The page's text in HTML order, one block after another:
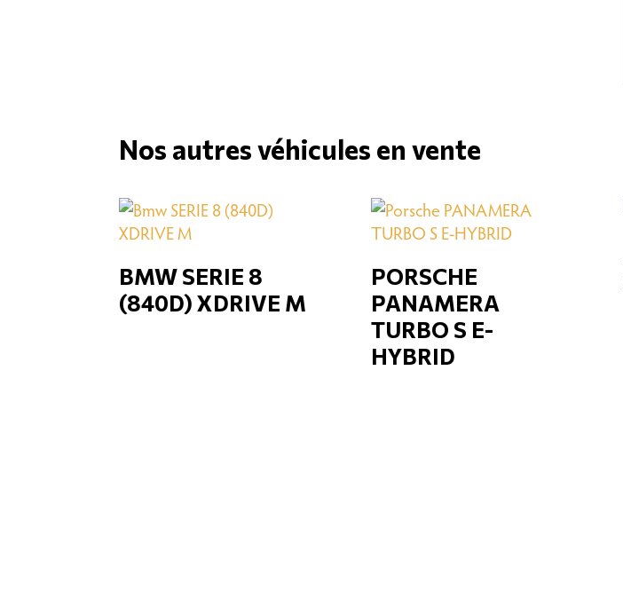
Nos autres véhicules en vente
BMW SERIE 8
(840D) XDRIVE M
PORSCHE
PANAMERA
TURBO S E-
HYBRID